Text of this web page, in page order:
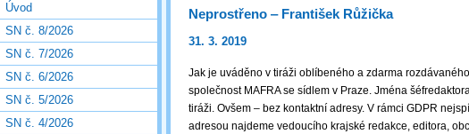
Neprostřeno ‒ František Růžička
31. 3. 2019
Jak je uváděno v tiráži oblíbeného a zdarma
společnost MAFRA se sídlem v Praze. Jména
tiráži. Ovšem – bez kontaktní adresy. V rámci GDPR
adresou najdeme vedoucího krajské redakce, editora,
Úvod
SN č. 8/2026
SN č. 7/2026
SN č. 6/2026
SN č. 5/2026
SN č. 4/2026